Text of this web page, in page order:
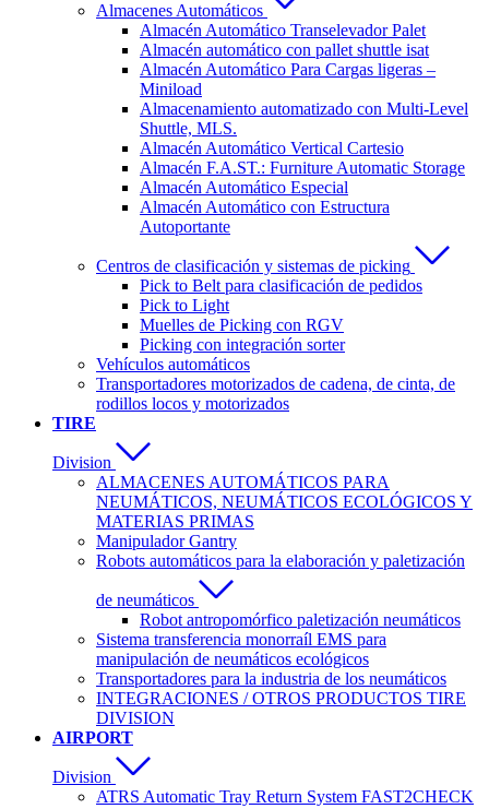
Almacenes Automáticos
Almacén Automático Transelevador Palet
Almacén automático con pallet shuttle isat
Almacén Automático Para Cargas ligeras –
Miniload
Almacenamiento automatizado con Multi-Level
Shuttle, MLS.
Almacén Automático Vertical Cartesio
Almacén F.A.ST.: Furniture Automatic Storage
Almacén Automático Especial
Almacén Automático con Estructura
Autoportante
Centros de clasificación y sistemas de picking
Pick to Belt para clasificación de pedidos
Pick to Light
Muelles de Picking con RGV
Picking con integración sorter
Vehículos automáticos
Transportadores motorizados de cadena, de cinta, de
rodillos locos y motorizados
TIRE
Division
ALMACENES AUTOMÁTICOS PARA
NEUMÁTICOS, NEUMÁTICOS ECOLÓGICOS Y
MATERIAS PRIMAS
Manipulador Gantry
Robots automáticos para la elaboración y paletización
de neumáticos
Robot antropomórfico paletización neumáticos
Sistema transferencia monorraíl EMS para
manipulación de neumáticos ecológicos
Transportadores para la industria de los neumáticos
INTEGRACIONES / OTROS PRODUCTOS TIRE
DIVISION
AIRPORT
Division
ATRS Automatic Tray Return System FAST2CHECK